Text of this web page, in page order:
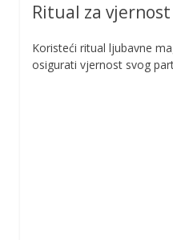
Ritual za vjernost
Koristeći ritual ljubavne
osigurati vjernost svog